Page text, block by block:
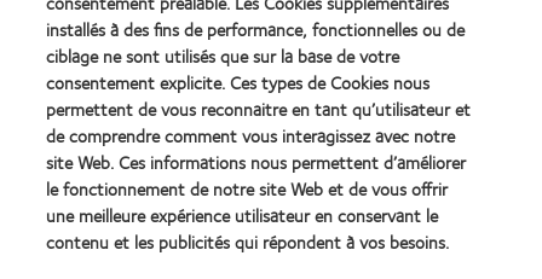
Nos produits
Trouver un spécialiste
Lentilles de contact et vision
Nouveau porteur
installés à des fins de performance, fonctionnelles ou de
ciblage ne sont utilisés que sur la base de votre
consentement explicite. Ces types de Cookies nous
permettent de vous reconnaitre en tant qu’utilisateur et
de comprendre comment vous interagissez avec notre
site Web. Ces informations nous permettent d’améliorer
le fonctionnement de notre site Web et de vous offrir
une meilleure expérience utilisateur en conservant le
contenu et les publicités qui répondent à vos besoins.